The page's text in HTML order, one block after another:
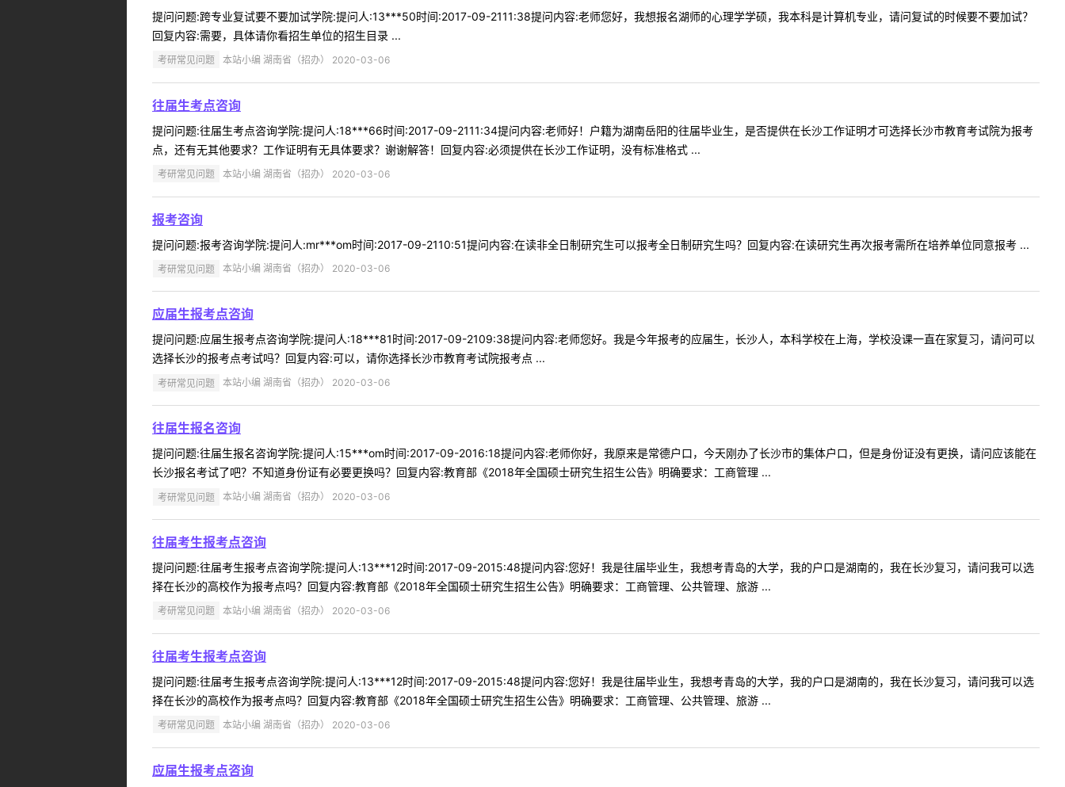
提问问题:跨专业复试要不要加试学院:提问人:13***50时间:2017-09-2111:38提问内容:老师您好，我想报名湖师的心理学学硕，我本科是计算机专业，请问复试的时候要不要加试？
回复内容:需要，具体请你看招生单位的招生目录 ...
考研常见问题 本站小编 湖南省（招办） 2020-03-06
往届生考点咨询
提问问题:往届生考点咨询学院:提问人:18***66时间:2017-09-2111:34提问内容:老师好！户籍为湖南岳阳的往届毕业生，是否提供在长沙工作证明才可选择长沙市教育考试院为报考
点，还有无其他要求？工作证明有无具体要求？谢谢解答！回复内容:必须提供在长沙工作证明，没有标准格式 ...
考研常见问题 本站小编 湖南省（招办） 2020-03-06
报考咨询
提问问题:报考咨询学院:提问人:mr***om时间:2017-09-2110:51提问内容:在读非全日制研究生可以报考全日制研究生吗？回复内容:在读研究生再次报考需所在培养单位同意报考 ...
考研常见问题 本站小编 湖南省（招办） 2020-03-06
应届生报考点咨询
提问问题:应届生报考点咨询学院:提问人:18***81时间:2017-09-2109:38提问内容:老师您好。我是今年报考的应届生，长沙人，本科学校在上海，学校没课一直在家复习，请问可以
选择长沙的报考点考试吗？回复内容:可以，请你选择长沙市教育考试院报考点 ...
考研常见问题 本站小编 湖南省（招办） 2020-03-06
往届生报名咨询
提问问题:往届生报名咨询学院:提问人:15***om时间:2017-09-2016:18提问内容:老师你好，我原来是常德户口，今天刚办了长沙市的集体户口，但是身份证没有更换，请问应该能在
长沙报名考试了吧？不知道身份证有必要更换吗？回复内容:教育部《2018年全国硕士研究生招生公告》明确要求：工商管理 ...
考研常见问题 本站小编 湖南省（招办） 2020-03-06
往届考生报考点咨询
提问问题:往届考生报考点咨询学院:提问人:13***12时间:2017-09-2015:48提问内容:您好！我是往届毕业生，我想考青岛的大学，我的户口是湖南的，我在长沙复习，请问我可以选
择在长沙的高校作为报考点吗？回复内容:教育部《2018年全国硕士研究生招生公告》明确要求：工商管理、公共管理、旅游 ...
考研常见问题 本站小编 湖南省（招办） 2020-03-06
往届考生报考点咨询
提问问题:往届考生报考点咨询学院:提问人:13***12时间:2017-09-2015:48提问内容:您好！我是往届毕业生，我想考青岛的大学，我的户口是湖南的，我在长沙复习，请问我可以选
择在长沙的高校作为报考点吗？回复内容:教育部《2018年全国硕士研究生招生公告》明确要求：工商管理、公共管理、旅游 ...
考研常见问题 本站小编 湖南省（招办） 2020-03-06
应届生报考点咨询